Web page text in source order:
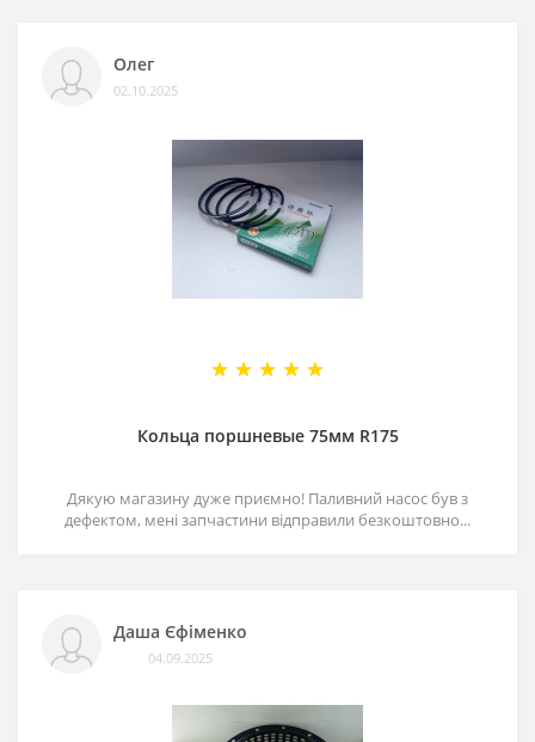
Олег
02.10.2025
Кольца поршневые 75мм R175
Дякую магазину дуже приємно! Паливний насос був з
дефектом, мені запчастини відправили безкоштовно...
Даша Єфіменко
04.09.2025